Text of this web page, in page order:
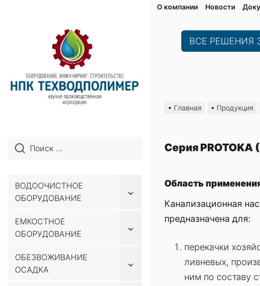
ВСЕ РЕШЕНИЯ
ВОДООЧИСТНОЕ
ОБОРУДОВАНИЕ
Показывать
ЕМКОСТНОЕ
ОБОРУДОВАНИЕ
Показывать
ОБЕЗВОЖИВАНИЕ
ОСАДКА
Показывать
Главная Продукция
Cерия
Область
Канализационная
предназначена для:
перекачки
ливневых,
ним по составу
О компании Новости